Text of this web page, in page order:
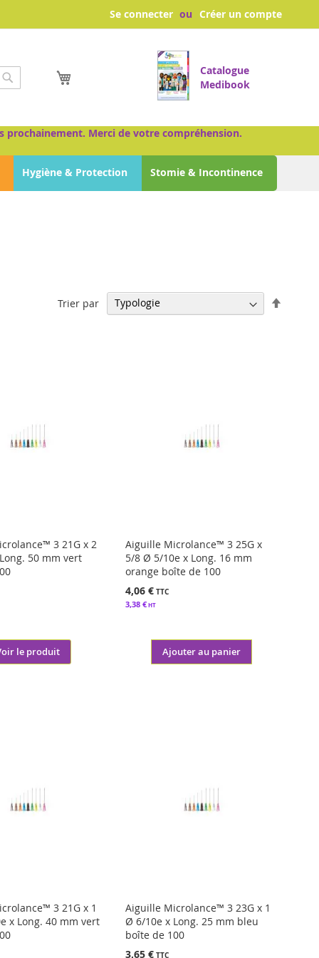
Se connecter Créer un compte
Mon panier
Catalogue
Medibook
prochainement. Merci de votre compréhension.
Hygiène & Protection Stomie & Incontinence
Trier par
3 21G x 2
50 mm vert
le produit
Aiguille Microlance™ 3 25G x
5/8 Ø 5/10e x Long. 16 mm
orange boîte de 100
4,06 €
3,38 €
Ajouter au panier
3 21G x 1
x Long. 40 mm vert
Aiguille Microlance™ 3 23G x 1
Ø 6/10e x Long. 25 mm bleu
boîte de 100
3,65 €